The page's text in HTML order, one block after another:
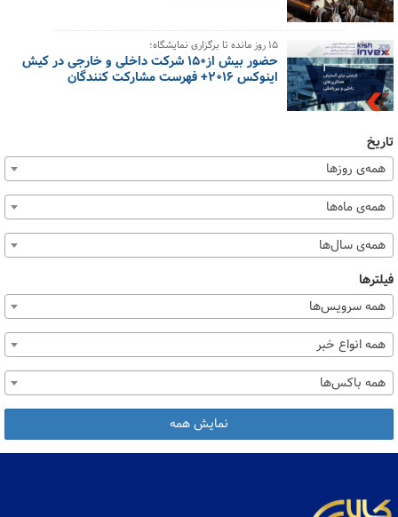
۱۵ روز مانده تا برگزاری نمایشگاه؛
حضور بیش از۱۵۰ شرکت داخلی و خارجی در کیش
اینوکس ۲۰۱۶+ فهرست مشارکت کنندگان
تاریخ
همه‌ی روزها
همه‌ی ماه‌ها
همه‌ی سال‌ها
فیلترها
همه سرویس‌ها
همه انواع خبر
همه باکس‌ها
نمایش همه